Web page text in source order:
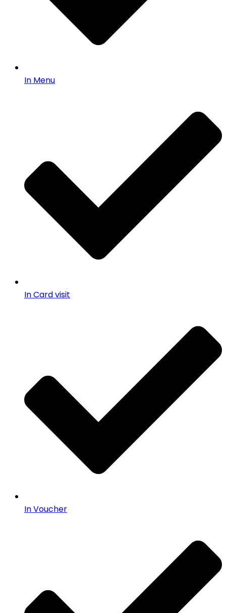
In Menu
In Card visit
In Voucher